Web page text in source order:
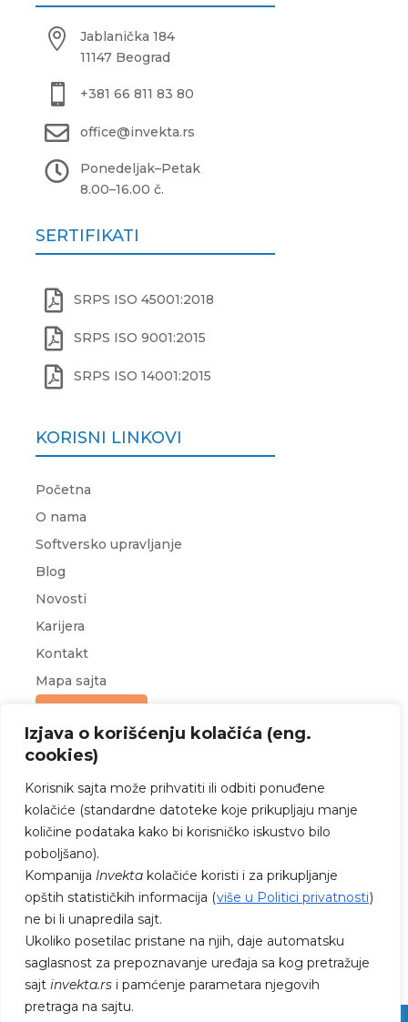
Izjava o korišćenju kolačića (eng.
cookies)
Korisnik sajta može prihvatiti ili odbiti ponuđene
kolačiće (standardne datoteke koje prikupljaju manje
količine podataka kako bi korisničko iskustvo bilo
poboljšano).
Kompanija Invekta kolačiće koristi i za prikupljanje
opštih statističkih informacija (više u Politici privatnosti)
ne bi li unapredila sajt.
Ukoliko posetilac pristane na njih, daje automatsku
saglasnost za prepoznavanje uređaja sa kog pretražuje
sajt invekta.rs i pamćenje parametara njegovih
pretraga na sajtu.

Jablanička 184
11147 Beograd
 +381 66 811 83 80
 office@invekta.rs
 Ponedeljak–Petak
8.00–16.00 č.
SERTIFIKATI
 SRPS ISO 45001:2018
 SRPS ISO 9001:2015
 SRPS ISO 14001:2015
KORISNI LINKOVI
Početna
O nama
Softversko upravljanje
Blog
Novosti
Karijera
Kontakt
Mapa sajta
Upit za ponudu
PRATITE NAS NA FEJSBUKU I
INSTAGRAMU